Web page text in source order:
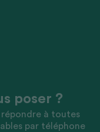
poser ?
à toutes
par téléphone